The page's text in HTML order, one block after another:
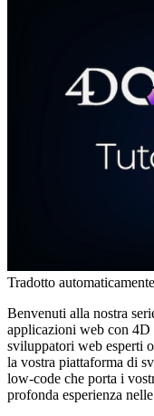
Tradotto
Benvenuti alla nostra
applicazioni web con
sviluppatori web esperti
la vostra piattaforma di
low-code che porta i
profonda esperienza